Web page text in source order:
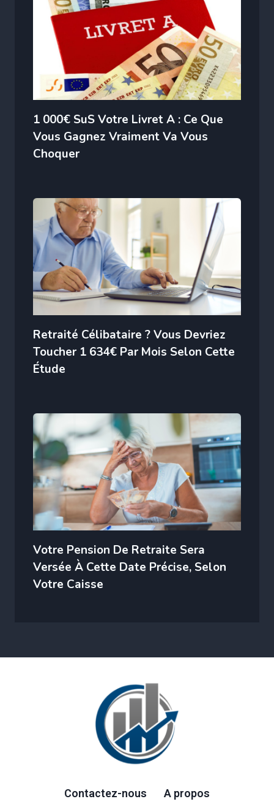
1 000€ SuS Votre Livret A : Ce Que
Vous Gagnez Vraiment Va Vous
Choquer
Retraité Célibataire ? Vous Devriez
Toucher 1 634€ Par Mois Selon Cette
Étude
Votre Pension De Retraite Sera
Versée À Cette Date Précise, Selon
Votre Caisse
Contactez-nous
A propos